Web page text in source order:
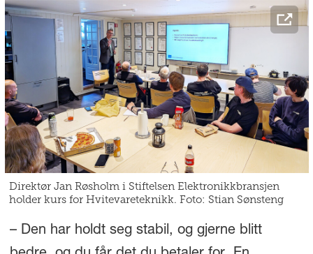
Direktør Jan Røsholm i Stiftelsen Elektronikkbransjen
holder kurs for Hvitevareteknikk. Foto: Stian Sønsteng
– Den har holdt seg stabil, og gjerne blitt